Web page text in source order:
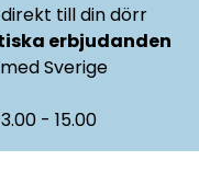
till din dörr
erbjudanden
Sverige
- 15.00